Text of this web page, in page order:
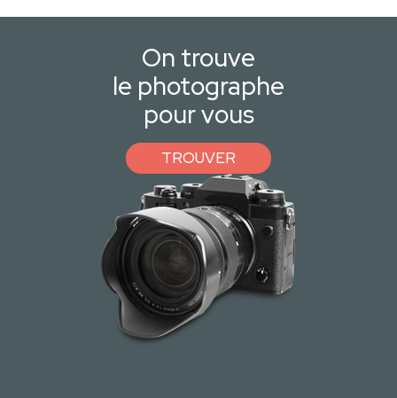
On trouve
le photographe
pour vous
TROUVER